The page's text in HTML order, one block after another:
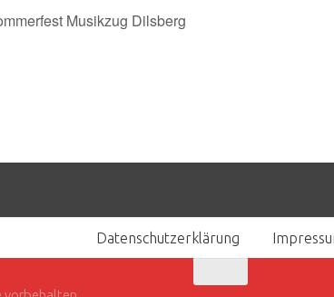
Musikzug Dilsberg
Datenschutzerklärung